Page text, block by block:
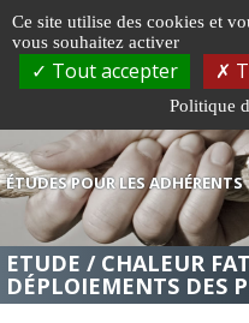
ÉTUDES POUR LES ADHÉRENTS
ETUDE / CHALEUR
DÉPLOIEMENTS DES
Gestion de vos préférences
Ce site utilise des cookies et
vous souhaitez activer
Tout accepter
Politique